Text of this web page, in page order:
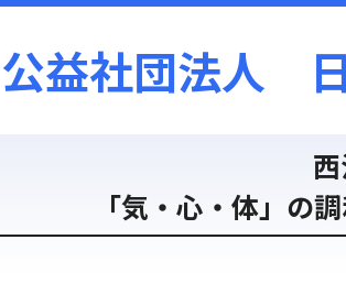
公益社団法人
「気・心・体」の